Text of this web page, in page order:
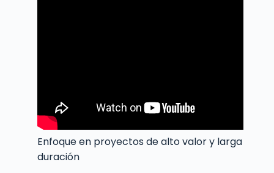
Enfoque en proyectos de alto valor y larga
duración